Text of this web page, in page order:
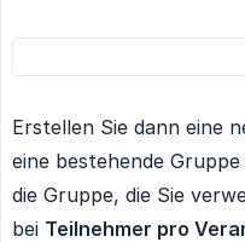
Erstellen Sie dann eine
eine bestehende
die Gruppe, die Sie
bei Teilnehmer pro